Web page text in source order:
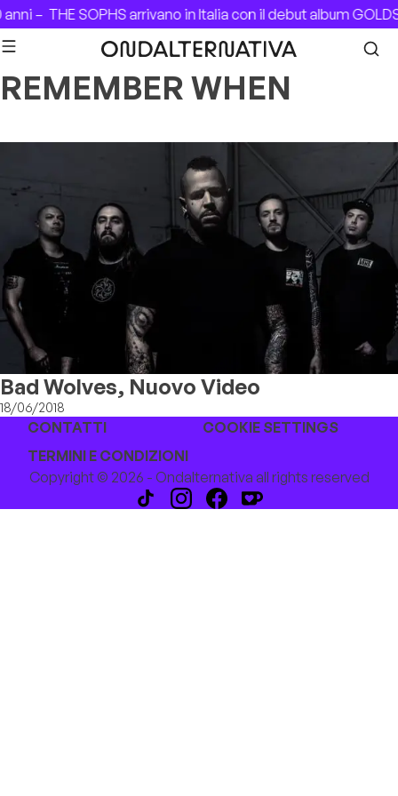
Skip to content
– THE SOPHS arrivano in Italia con il debut album
REMEMBER WHEN
Bad Wolves, Nuovo Video
18/06/2018
CONTATTI
COOKIE SETTINGS
TERMINI E CONDIZIONI
Copyright © 2026 - Ondalternativa all rights reserved